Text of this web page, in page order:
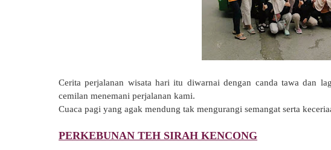
Cerita perjalanan wisata hari itu diwarnai dengan canda tawa dan
cemilan menemani perjalanan kami.
Cuaca pagi yang agak mendung tak mengurangi semangat serta
PERKEBUNAN TEH SIRAH KENCONG